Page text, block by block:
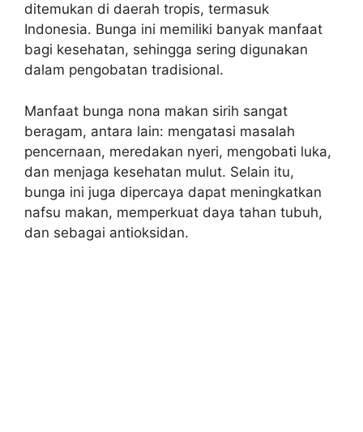
ditemukan di daerah tropis, termasuk
Indonesia. Bunga ini memiliki banyak manfaat
bagi kesehatan, sehingga sering digunakan
dalam pengobatan tradisional.
Manfaat bunga nona makan sirih sangat
beragam, antara lain: mengatasi masalah
pencernaan, meredakan nyeri, mengobati luka,
dan menjaga kesehatan mulut. Selain itu,
bunga ini juga dipercaya dapat meningkatkan
nafsu makan, memperkuat daya tahan tubuh,
dan sebagai antioksidan.